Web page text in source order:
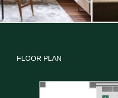
FLOOR PLAN